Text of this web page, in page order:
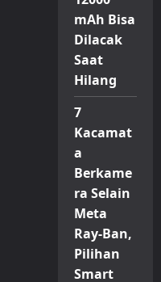
mAh Bisa
Dilacak
Saat
Hilang
7
Kacamat
a
Berkame
ra Selain
Meta
Ray-Ban,
Pilihan
Smart